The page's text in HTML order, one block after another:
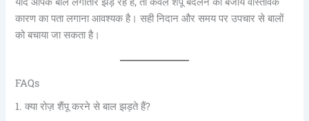
कारण का पता लगाना आवश्यक है। सही निदान और समय पर उपचार से बालों
को बचाया जा सकता है।
FAQs
1. क्या रोज़ शैंपू करने से बाल झड़ते हैं?